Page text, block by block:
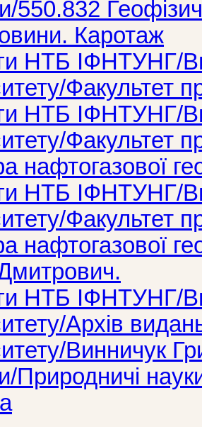
550.832
Каротаж
НТБ ІФНТУНГ/
Факультет
НТБ ІФНТУНГ/
Факультет
нафтогазової
НТБ ІФНТУНГ/
Факультет
нафтогазової
НТБ ІФНТУНГ/
Архів
Винничук
Природничі